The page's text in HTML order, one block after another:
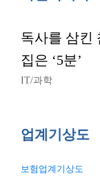
독사를 삼킨
집은 ‘5분’
IT/과학
업계기상도
보험업계기상도